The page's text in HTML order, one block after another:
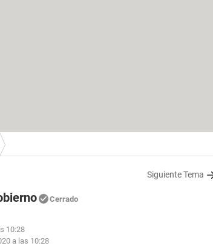
Siguiente Tema
Cerrado
10:28
a las 10:28